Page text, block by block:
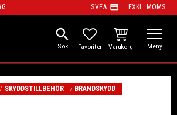
SVEA payment EXKL. MOMS
search
FAVORITER
KUNDVAGN
SKYDDSTILLBEHÖR BRANDSKYDD